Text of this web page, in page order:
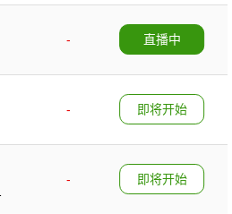
-
直播中
-
即将开始
-
即将开始